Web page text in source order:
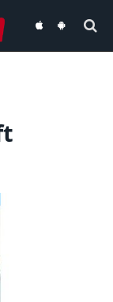
audiovisionaudiovision